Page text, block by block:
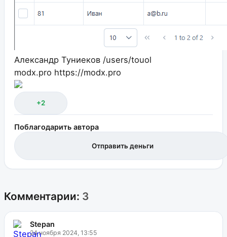
Александр Туниеков /users/touol
modx.pro https://modx.pro
+2
Поблагодарить автора
Отправить деньги
Комментарии: 3
Stepan
24 ноября 2024, 13:55